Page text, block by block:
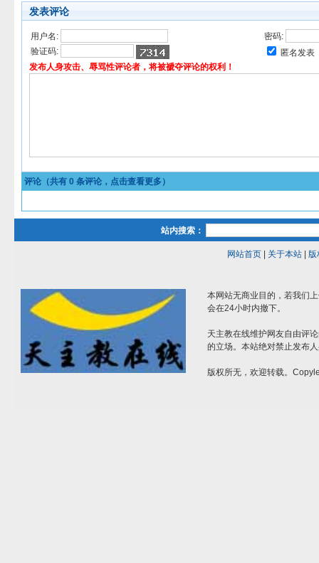
发表评论
用户名:
密码:
验证码:
匿名发表
发布人身攻击、辱骂性评论者，将被褫夺评论的权利！
评论（共有 0 条评论，点击查看更多）
站内搜索：
网站首页| 关于本站| 版
本网站无商业目的，若我们
会在24小时内撤下。
天主教在线维护网友自由评
的立场。本站绝对禁止发布
版权所无，欢迎转载。